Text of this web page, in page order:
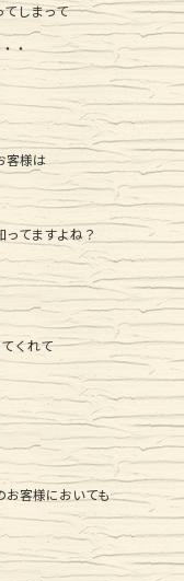
てしまって
・
客様は
てますよね？
くれて
お客様においても